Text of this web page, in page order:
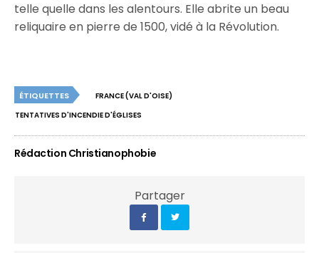
telle quelle dans les alentours. Elle abrite un beau
reliquaire en pierre de 1500, vidé à la Révolution.
ÉTIQUETTES
FRANCE (VAL D'OISE)
TENTATIVES D'INCENDIE D'ÉGLISES
Rédaction Christianophobie
Partager